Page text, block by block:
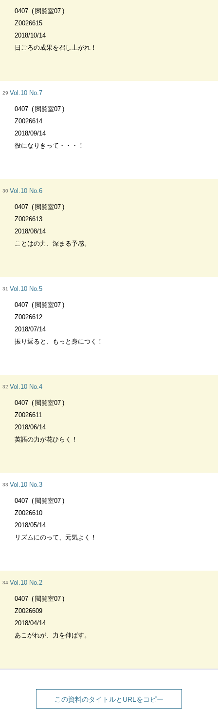
0407
閲覧室07
Z0026615
2018/10/14
日ごろの成果を召し上がれ！
29 Vol.10 No.7
0407
閲覧室07
Z0026614
2018/09/14
役になりきって・・・！
30 Vol.10 No.6
0407
閲覧室07
Z0026613
2018/08/14
ことはの力、深まる予感。
31 Vol.10 No.5
0407
閲覧室07
Z0026612
2018/07/14
振り返ると、もっと身につく！
32 Vol.10 No.4
0407
閲覧室07
Z0026611
2018/06/14
英語の力が花ひらく！
33 Vol.10 No.3
0407
閲覧室07
Z0026610
2018/05/14
リズムにのって、元気よく！
34 Vol.10 No.2
0407
閲覧室07
Z0026609
2018/04/14
あこがれが、力を伸ばす。
この資料のタイトルとURLをコピー